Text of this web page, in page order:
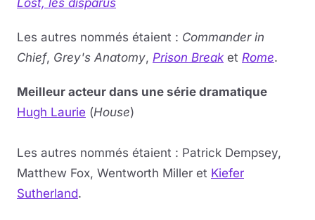
Lost, les disparus
Les autres nommés étaient : Commander in
Chief, Grey's Anatomy, Prison Breaket Rome.
Meilleur acteur dans une série dramatique
Hugh Laurie (House)
Les autres nommés étaient : Patrick Dempsey,
Matthew Fox, Wentworth Miller et Kiefer
Sutherland.